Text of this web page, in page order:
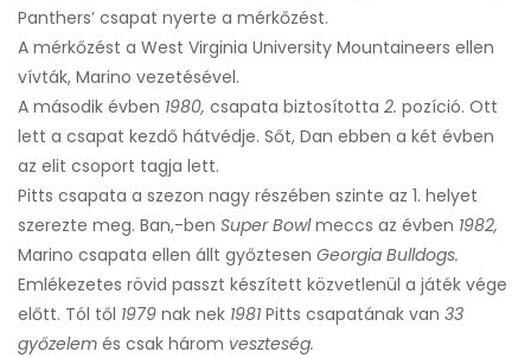
Panthers’ csapat nyerte a mérkőzést.
A mérkőzést a West Virginia University Mountaineers ellen
vívták, Marino vezetésével.
A második évben 1980, csapata biztosította 2. pozíció. Ott
lett a csapat kezdő hátvédje. Sőt, Dan ebben a két évben
az elit csoport tagja lett.
Pitts csapata a szezon nagy részében szinte az 1. helyet
szerezte meg. Ban,-ben Super Bowlmeccs az évben 1982,
Marino csapata ellen állt győztesen Georgia Bulldogs.
Emlékezetes rövid passzt készített közvetlenül a játék vége
előtt. Tól től 1979 nak nek 1981 Pitts csapatának van 33
győzelem és csak három veszteség.